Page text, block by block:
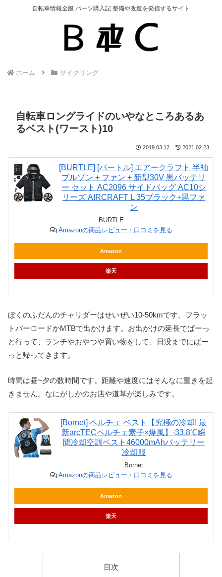
自転車情報全般 パーツ購入記 整備や改造を発信するサイト
ホーム サイクリング
自転車ロングライドのいやなところあるあ
るベスト(ワースト)10
2019.03.12 2021.02.23
[BURTLE] [バートル] エアークラフト 半袖
ブルゾン + ファン + 新型30V 黒バッテリ
ー セット AC2096 サイドバッグ AC10シ
リーズ AIRCRAFT L 35ブラック+黒ファ
ン
BURTLE
Amazonの商品レビュー・口コミを見る
Amazon
楽天
ぼくのふだんのチャリダーはせいぜい10-50kmです。フラッ
トバーロードかMTBで出かけます。お出かけの延長でぱーっ
と行って、ランチやおやつや買い物をして、日没までにぱー
っと帰ってきます。
時間は昼~夕の数時間です。距離や速度にはそんなに重きを起
きません。なにがしかのお店や道草が楽しみです。
[Bornet] ペルチェ ベスト【究極の冷却! 最
新arcTECペルチェ素子×爆風】-33.8℃瞬
間冷却空調ベスト46000mAhバッテリー
冷却服
Bornet
Amazonの商品レビュー・口コミを見る
Amazon
楽天
目次